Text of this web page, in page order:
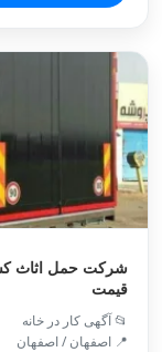
شرکت حمل اثاث
قیمت
📂 آگهی کار در خانه
📍 اصفهان / اصفهان